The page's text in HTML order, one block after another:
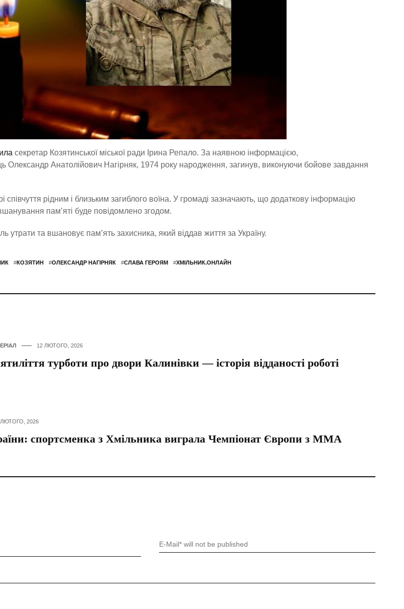
секретар Козятинської міської ради Ірина Репало. За наявною інформацією,
Олександр Анатолійович Нагірняк, 1974 року народження, загинув, виконуючи бойове завдання
рідним і близьким загиблого воїна. У громаді зазначають, що додаткову інформацію
пам’яті буде повідомлено згодом.
утрати та вшановує пам’ять захисника, який віддав життя за Україну.
#КОЗЯТИН #ОЛЕКСАНДР НАГІРНЯК #СЛАВА ГЕРОЯМ #ХМІЛЬНИК.ОНЛАЙН
12 ЛЮТОГО, 2026
турботи про двори Калинівки — історія відданості роботі
ЛЮТОГО, 2026
спортсменка з Хмільника виграла Чемпіонат Європи з ММА